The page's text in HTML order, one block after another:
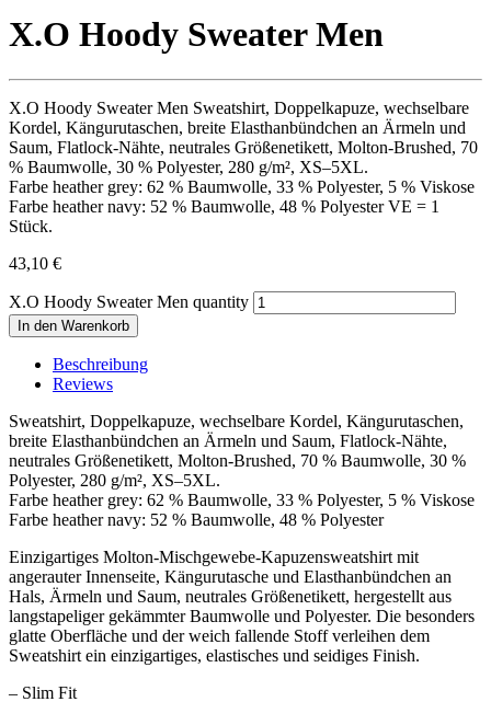
X.O Hoody Sweater Men
X.O Hoody Sweater Men Sweatshirt, Doppelkapuze, wechselbare
Kordel, Kängurutaschen, breite Elasthanbündchen an Ärmeln und
Saum, Flatlock-Nähte, neutrales Größenetikett, Molton-Brushed, 70
% Baumwolle, 30 % Polyester, 280 g/m², XS–5XL.
Farbe heather grey: 62 % Baumwolle, 33 % Polyester, 5 % Viskose
Farbe heather navy: 52 % Baumwolle, 48 % Polyester VE = 1
Stück.
43,10 €
X.O Hoody Sweater Men quantity
In den Warenkorb
Beschreibung
Reviews
Sweatshirt, Doppelkapuze, wechselbare Kordel, Kängurutaschen,
breite Elasthanbündchen an Ärmeln und Saum, Flatlock-Nähte,
neutrales Größenetikett, Molton-Brushed, 70 % Baumwolle, 30 %
Polyester, 280 g/m², XS–5XL.
Farbe heather grey: 62 % Baumwolle, 33 % Polyester, 5 % Viskose
Farbe heather navy: 52 % Baumwolle, 48 % Polyester
Einzigartiges Molton-Mischgewebe-Kapuzensweatshirt mit
angerauter Innenseite, Kängurutasche und Elasthanbündchen an
Hals, Ärmeln und Saum, neutrales Größenetikett, hergestellt aus
langstapeliger gekämmter Baumwolle und Polyester. Die besonders
glatte Oberfläche und der weich fallende Stoff verleihen dem
Sweatshirt ein einzigartiges, elastisches und seidiges Finish.
– Slim Fit